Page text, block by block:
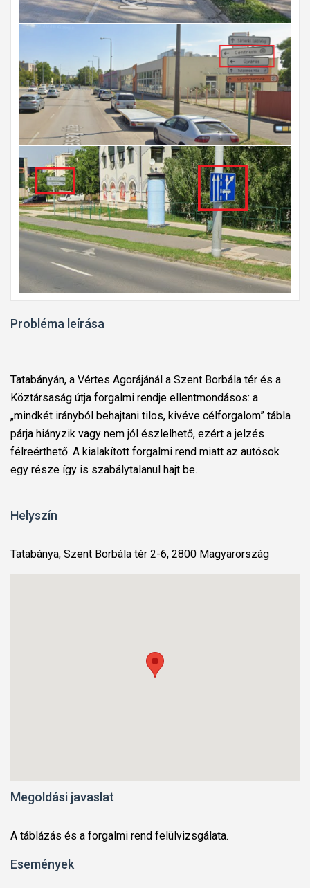
Probléma leírása
Tatabányán, a Vértes Agorájánál a Szent Borbála tér és a
Köztársaság útja forgalmi rendje ellentmondásos: a
„mindkét irányból behajtani tilos, kivéve célforgalom” tábla
párja hiányzik vagy nem jól észlelhető, ezért a jelzés
félreérthető. A kialakított forgalmi rend miatt az autósok
egy része így is szabálytalanul hajt be.
Helyszín
Tatabánya, Szent Borbála tér 2-6, 2800 Magyarország
Megoldási javaslat
A táblázás és a forgalmi rend felülvizsgálata.
Események